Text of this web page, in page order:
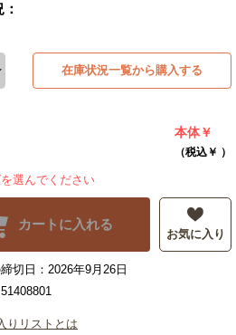
在庫状況一覧から購入する
本体￥
（税込￥ ）
選んでください
カートに入れる
お気に入り
切日：2026年9月26日
りリストとは